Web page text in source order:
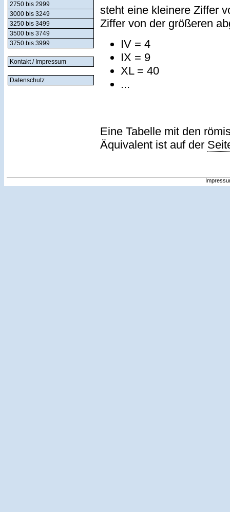
2750 bis 2999
3000 bis 3249
3250 bis 3499
3500 bis 3749
3750 bis 3999
Kontakt / Impressum
Datenschutz
steht eine kleinere Ziffer
Ziffer von der größeren
IV = 4
IX = 9
XL = 40
...
Eine Tabelle mit den
Äquivalent ist auf der